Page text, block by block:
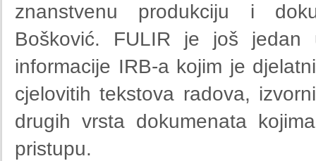
znanstvenu produkciju i
Bošković. FULIR je još
informacije IRB-a kojim je
cjelovitih tekstova radova,
drugih vrsta dokumenata
pristupu.